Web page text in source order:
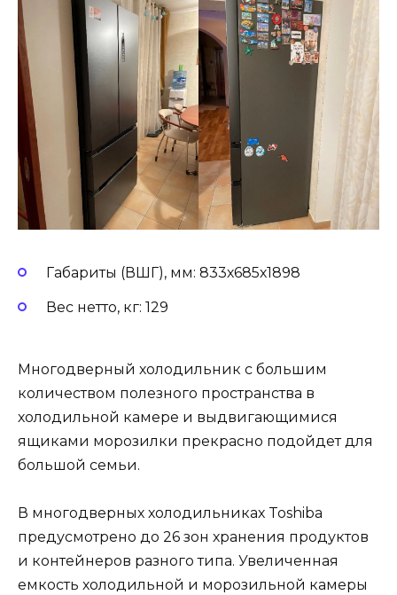
Габариты (ВШГ), мм: 833х685х1898
Вес нетто, кг: 129
Многодверный холодильник с большим
количеством полезного пространства в
холодильной камере и выдвигающимися
ящиками морозилки прекрасно подойдет для
большой семьи.
В многодверных холодильниках Toshiba
предусмотрено до 26 зон хранения продуктов
и контейнеров разного типа. Увеличенная
емкость холодильной и морозильной камеры